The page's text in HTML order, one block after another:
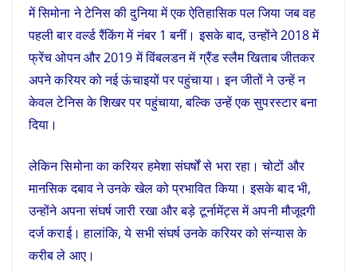
में सिमोना ने टेनिस की दुनिया में एक ऐतिहासिक पल जिया जब वह
पहली बार वर्ल्ड रैंकिंग में नंबर 1 बनीं। इसके बाद, उन्होंने 2018 में
फ्रेंच ओपन और 2019 में विंबलडन में ग्रैंड स्लैम खिताब जीतकर
अपने करियर को नई ऊंचाइयों पर पहुंचाया। इन जीतों ने उन्हें न
केवल टेनिस के शिखर पर पहुंचाया, बल्कि उन्हें एक सुपरस्टार बना
दिया।
लेकिन सिमोना का करियर हमेशा संघर्षों से भरा रहा। चोटों और
मानसिक दबाव ने उनके खेल को प्रभावित किया। इसके बाद भी,
उन्होंने अपना संघर्ष जारी रखा और बड़े टूर्नामेंट्स में अपनी मौजूदगी
दर्ज कराई। हालांकि, ये सभी संघर्ष उनके करियर को संन्यास के
करीब ले आए।